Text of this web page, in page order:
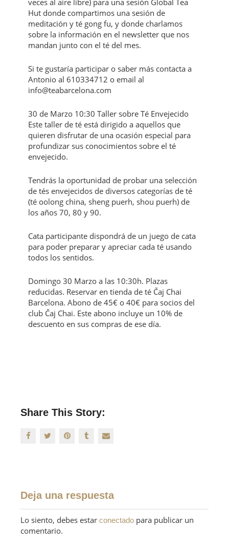
veces al aire libre) para una sesión Global Tea
Hut donde compartimos una sesión de
meditación y té gong fu, y donde charlamos
sobre la información en el newsletter que nos
mandan junto con el té del mes.
Si te gustaría participar o saber más contacta a
Antonio al 610334712 o email al
info@teabarcelona.com
30 de Marzo 10:30 Taller sobre Té Envejecido
Este taller de té está dirigido a aquellos que
quieren disfrutar de una ocasión especial para
profundizar sus conocimientos sobre el té
envejecido.
Tendrás la oportunidad de probar una selección
de tés envejecidos de diversos categorías de té
(té oolong china, sheng puerh, shou puerh) de
los años 70, 80 y 90.
Cata participante dispondrá de un juego de cata
para poder preparar y apreciar cada té usando
todos los sentidos.
Domingo 30 Marzo a las 10:30h. Plazas
reducidas. Reservar en tienda de té Čaj Chai
Barcelona. Abono de 45€ o 40€ para socios del
club Čaj Chai. Este abono incluye un 10% de
descuento en sus compras de ese día.
Share This Story:
Deja una respuesta
Lo siento, debes estar conectado para publicar un
comentario.